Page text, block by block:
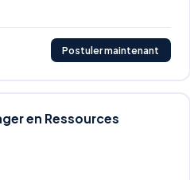
Postuler maintenant
en Ressources